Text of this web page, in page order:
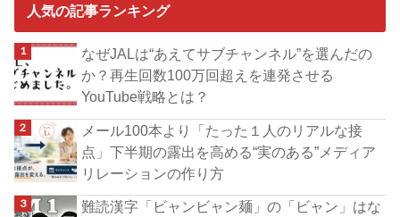
人気の記事ランキング
なぜJALは“あえてサブチャンネル”を選んだの
か？再生回数100万回超えを連発させる
YouTube戦略とは？
メール100本より「たった１人のリアルな接
点」下半期の露出を高める“実のある”メディア
リレーションの作り方
難読漢字「ビャンビャン麺」の「ビャン」はな